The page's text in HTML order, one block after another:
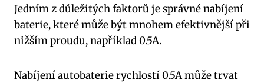
Jedním z důležitých faktorů je správné nabíjení
baterie, které může být mnohem efektivnější při
nižším proudu, například 0.5A.
Nabíjení autobaterie rychlostí 0.5A může trvat